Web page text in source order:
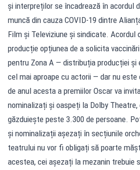
și interpreților se încadrează în acordul
muncă din cauza COVID-19 dintre
Film și Televiziune și sindicate. Acordul
producție opțiunea de a solicita
pentru Zona A — distribuția producției și
cel mai aproape cu actorii — dar nu este
de anul acesta a premiilor Oscar va
nominalizați și oaspeți la Dolby Theatre,
găzduiește peste 3.300 de persoane.
și nominalizații așezați în secțiunile
teatrului nu vor fi obligați să poarte
acestea, cei așezați la mezanin trebuie